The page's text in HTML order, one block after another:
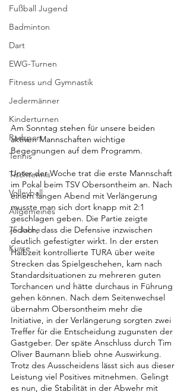
Fußball Jugend
Badminton
Dart
EWG-Turnen
Fitness und Gymnastik
Jedermänner
Kinderturnen
Radsport
Tennis
Tischtennis
Volleyball
Allgemeines
75 Jahre
Kurse
Am Sonntag stehen für unsere beiden
aktiven Mannschaften wichtige
Begegnungen auf dem Programm.
Unter der Woche trat die erste Mannschaft
im Pokal beim TSV Obersontheim an. Nach
einem langen Abend mit Verlängerung
musste man sich dort knapp mit 2:1
geschlagen geben. Die Partie zeigte
jedoch, dass die Defensive inzwischen
deutlich gefestigter wirkt. In der ersten
Halbzeit kontrollierte TURA über weite
Strecken das Spielgeschehen, kam nach
Standardsituationen zu mehreren guten
Torchancen und hätte durchaus in Führung
gehen können. Nach dem Seitenwechsel
übernahm Obersontheim mehr die
Initiative, in der Verlängerung sorgten zwei
Treffer für die Entscheidung zugunsten der
Gastgeber. Der späte Anschluss durch Tim
Oliver Baumann blieb ohne Auswirkung.
Trotz des Ausscheidens lässt sich aus dieser
Leistung viel Positives mitnehmen. Gelingt
es nun, die Stabilität in der Abwehr mit